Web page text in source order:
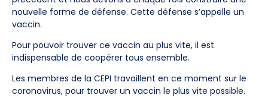
nouvelle forme de défense. Cette défense s’appelle un
vaccin.
Pour pouvoir trouver ce vaccin au plus vite, il est
indispensable de coopérer tous ensemble.
Les membres de la CEPI travaillent en ce moment sur le
coronavirus, pour trouver un vaccin le plus vite possible.